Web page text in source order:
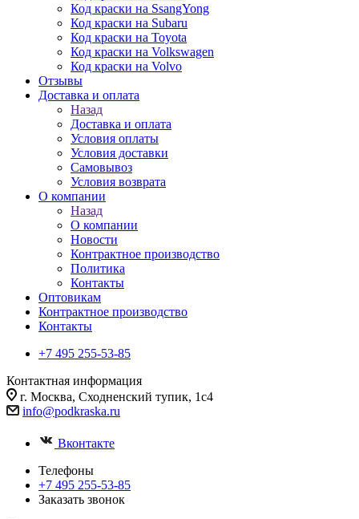
Код краски на SsangYong
Код краски на Subaru
Код краски на Toyota
Код краски на Volkswagen
Код краски на Volvo
Отзывы
Доставка и оплата
Назад
Доставка и оплата
Условия оплаты
Условия доставки
Самовывоз
Условия возврата
О компании
Назад
О компании
Новости
Контрактное производство
Политика
Контакты
Оптовикам
Контрактное производство
Контакты
+7 495 255-53-85
Контактная информация
г. Москва, Сходненский тупик, 1с4
info@podkraska.ru
Вконтакте
Телефоны
+7 495 255-53-85
Заказать звонок